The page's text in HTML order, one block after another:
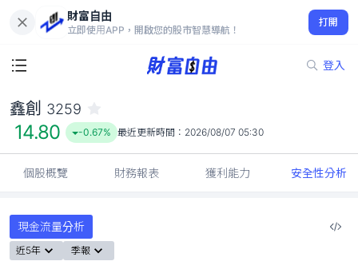
財富自由
立即使用APP，開啟您的股市智慧導航！
打開
登入
14.80
-0.67%
鑫創 3259
14.80 -0.67% 最近更新時間： 2026/08/07 05:30
個股概覽 財務報表 獲利能力 安全性分析
現金流量分析
近5年 季報